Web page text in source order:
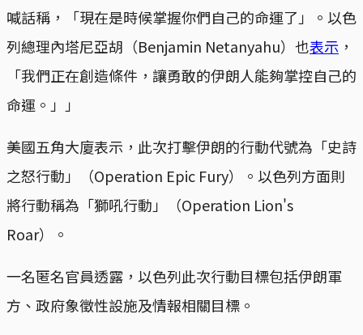
喊話稱，「現在是時候掌握你們自己的命運了」。以色
列總理內塔尼亞胡（Benjamin Netanyahu）也表示 ，
「我們正在創造條件，讓勇敢的伊朗人能夠掌控自己的
命運。」」
美國五角大廈表示，此次打擊伊朗的行動代號為「史詩
之怒行動」（Operation Epic Fury）。以色列方面則
將行動稱為「獅吼行動」（Operation Lion's
Roar）。
一名匿名官員透露，以色列此次行動目標包括伊朗軍
方、政府象徵性設施及情報相關目標。